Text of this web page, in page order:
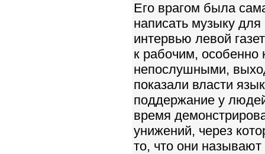
Его врагом была
написать музыку
интервью левой
к рабочим,
непослушными,
показали власти
поддержание у
время
унижений, через
то, что они